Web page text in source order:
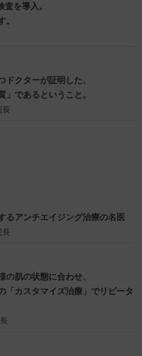
を導入。
。
ドクターが証明した、
」であるということ。
長
るアンチエイジング治療の名医
長
の肌の状態に合わせ、
「カスタマイズ治療」でリピータ